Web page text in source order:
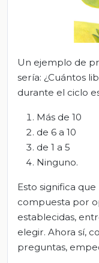
Un ejemplo de
sería: ¿Cuántos
durante el ciclo
Más de 10
de 6 a 10
de 1 a 5
Ninguno.
Esto significa
compuesta por
establecidas,
elegir. Ahora sí,
preguntas,